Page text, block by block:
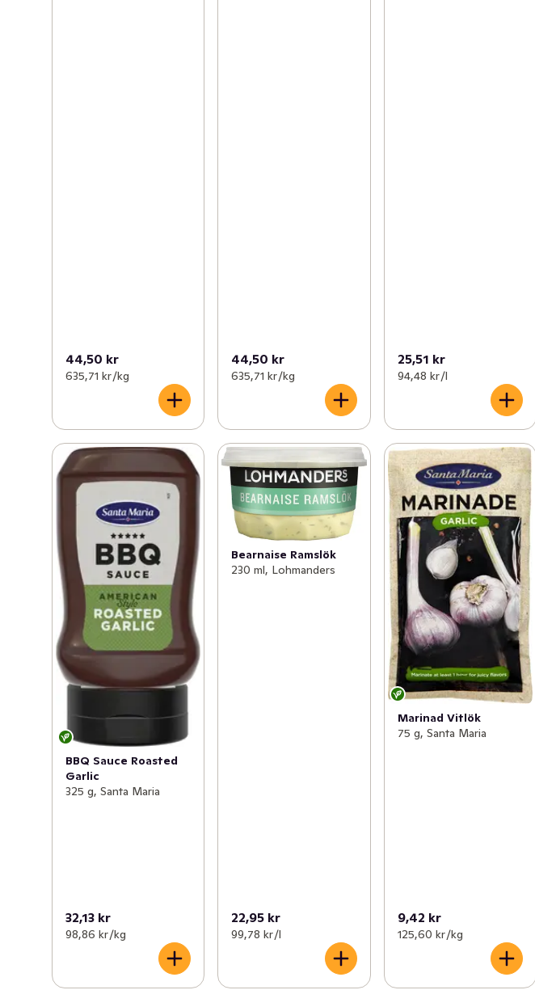
44,50 kr
635,71 kr /kg
44,50 kr
635,71 kr /kg
25,51 kr
94,48 kr /l
BBQ Sauce Roasted
Garlic
325 g, Santa Maria
32,13 kr
98,86 kr /kg
Bearnaise Ramslök
230 ml, Lohmanders
22,95 kr
99,78 kr /l
Marinad Vitlök
75 g, Santa Maria
9,42 kr
125,60 kr /kg